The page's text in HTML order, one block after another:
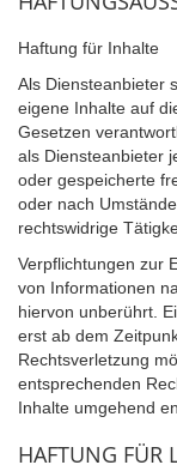
Haftung für Inhalte
Als Diensteanbieter
eigene Inhalte auf
Gesetzen
als Diensteanbieter
oder gespeicherte
oder nach
rechtswidrige
Verpflichtungen zur
von Informationen
hiervon unberührt.
erst ab dem
Rechtsverletzung
entsprechenden
Inhalte umgehend
HAFTUNG FÜR